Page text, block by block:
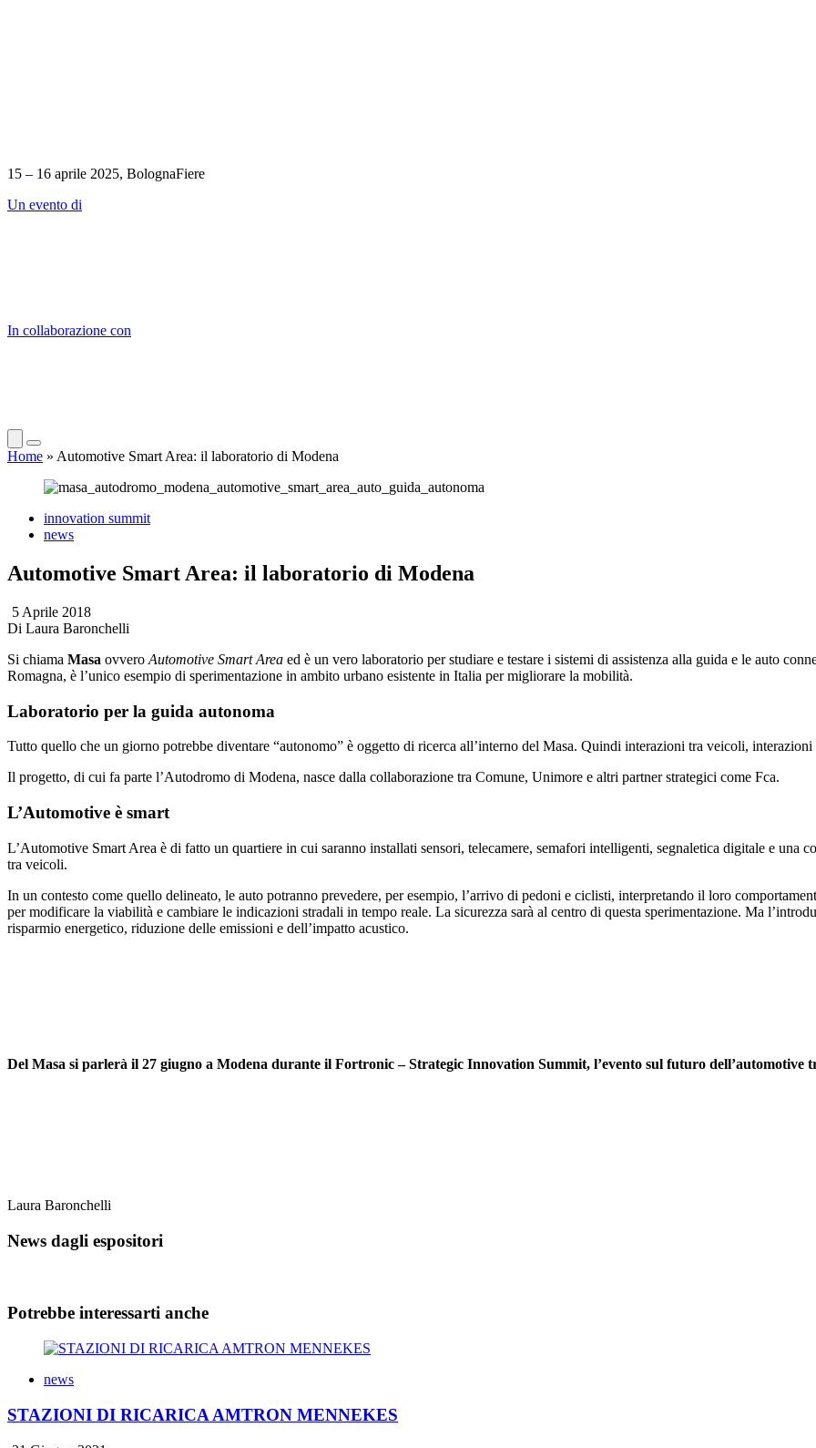
15 – 16 aprile 2025, BolognaFiere
Un evento di
In collaborazione con
Home » Automotive Smart Area: il laboratorio di Modena
innovation summit
news
Automotive Smart Area: il laboratorio di Modena
5 Aprile 2018
Di Laura Baronchelli
Si chiama Masa ovvero Automotive Smart Area ed è un vero laboratorio per studiare e testare i sistemi di assistenza alla guida e le auto
Romagna, è l’unico esempio di sperimentazione in ambito urbano esistente in Italia per migliorare la mobilità.
Laboratorio per la guida autonoma
Tutto quello che un giorno potrebbe diventare “autonomo” è oggetto di ricerca all’interno del Masa. Quindi interazioni tra veicoli,
Il progetto, di cui fa parte l’Autodromo di Modena, nasce dalla collaborazione tra Comune, Unimore e altri partner strategici come Fca.
L’Automotive è smart
L’Automotive Smart Area è di fatto un quartiere in cui saranno installati sensori, telecamere, semafori intelligenti, segnaletica digitale e una
tra veicoli.
In un contesto come quello delineato, le auto potranno prevedere, per esempio, l’arrivo di pedoni e ciclisti, interpretando il loro
per modificare la viabilità e cambiare le indicazioni stradali in tempo reale. La sicurezza sarà al centro di questa sperimentazione. Ma
risparmio energetico, riduzione delle emissioni e dell’impatto acustico.
Del Masa si parlerà il 27 giugno a Modena durante il Fortronic – Strategic Innovation Summit, l’evento sul futuro dell’automotive
Laura Baronchelli
News dagli espositori
Potrebbe interessarti anche
news
STAZIONI DI RICARICA AMTRON MENNEKES